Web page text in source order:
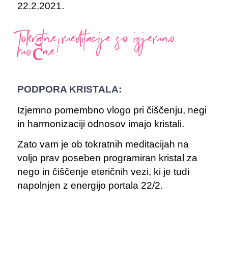
22.2.2021.
Tokratne meditacije so izjemno
močne!
PODPORA KRISTALA:
Izjemno pomembno vlogo pri čiščenju, negi
in harmonizaciji odnosov imajo kristali.
Zato vam je ob tokratnih meditacijah na
voljo prav poseben programiran kristal za
nego in čiščenje eteričnih vezi, ki je tudi
napolnjen z energijo portala 22/2.